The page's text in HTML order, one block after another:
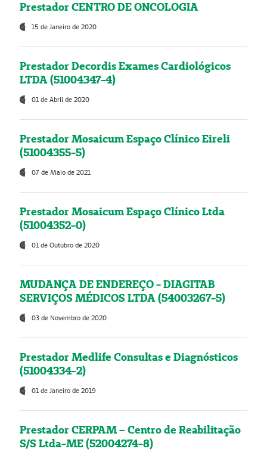
Prestador CENTRO DE ONCOLOGIA
15 de Janeiro de 2020
Prestador Decordis Exames Cardiológicos
LTDA (51004347-4)
01 de Abril de 2020
Prestador Mosaicum Espaço Clínico Eireli
(51004355-5)
07 de Maio de 2021
Prestador Mosaicum Espaço Clínico Ltda
(51004352-0)
01 de Outubro de 2020
MUDANÇA DE ENDEREÇO - DIAGITAB
SERVIÇOS MÉDICOS LTDA (54003267-5)
03 de Novembro de 2020
Prestador Medlife Consultas e Diagnósticos
(51004334-2)
01 de Janeiro de 2019
Prestador CERPAM – Centro de Reabilitação
S/S Ltda-ME (52004274-8)